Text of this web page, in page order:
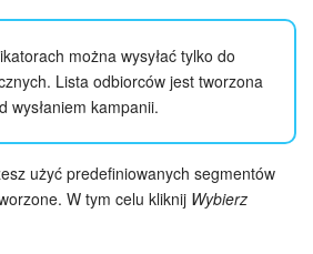
można wysyłać tylko do
Lista odbiorców jest tworzona
wysłaniem kampanii.
użyć predefiniowanych segmentów
W tym celu kliknij Wybierz